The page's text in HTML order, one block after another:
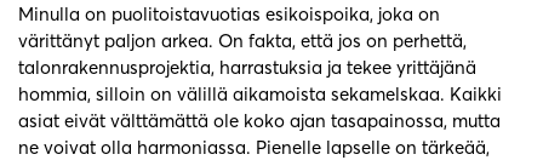
Minulla on puolitoistavuotias esikoispoika, joka on
värittänyt paljon arkea. On fakta, että jos on perhettä,
talonrakennusprojektia, harrastuksia ja tekee yrittäjänä
hommia, silloin on välillä aikamoista sekamelskaa. Kaikki
asiat eivät välttämättä ole koko ajan tasapainossa, mutta
ne voivat olla harmoniassa. Pienelle lapselle on tärkeää,